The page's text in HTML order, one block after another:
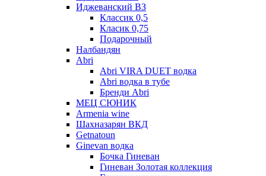
Иджеванский ВЗ
Классик 0,5
Класик 0,75
Подарочный
Налбандян
Abri
Abri VIRA DUET водка
Abri водка в тубе
Бренди Abri
МЕЦ СЮНИК
Armenia wine
Шахназарян ВКД
Getnatoun
Ginevan водка
Бочка Гиневан
Гиневан Золотая коллекция